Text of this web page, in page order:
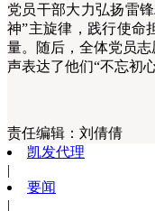
党员干部大力弘扬雷
神”主旋律，践行使命
量。随后，全体党员
声表达了他们“不忘初
责任编辑： 刘倩倩
凯发代理
|
要闻
|